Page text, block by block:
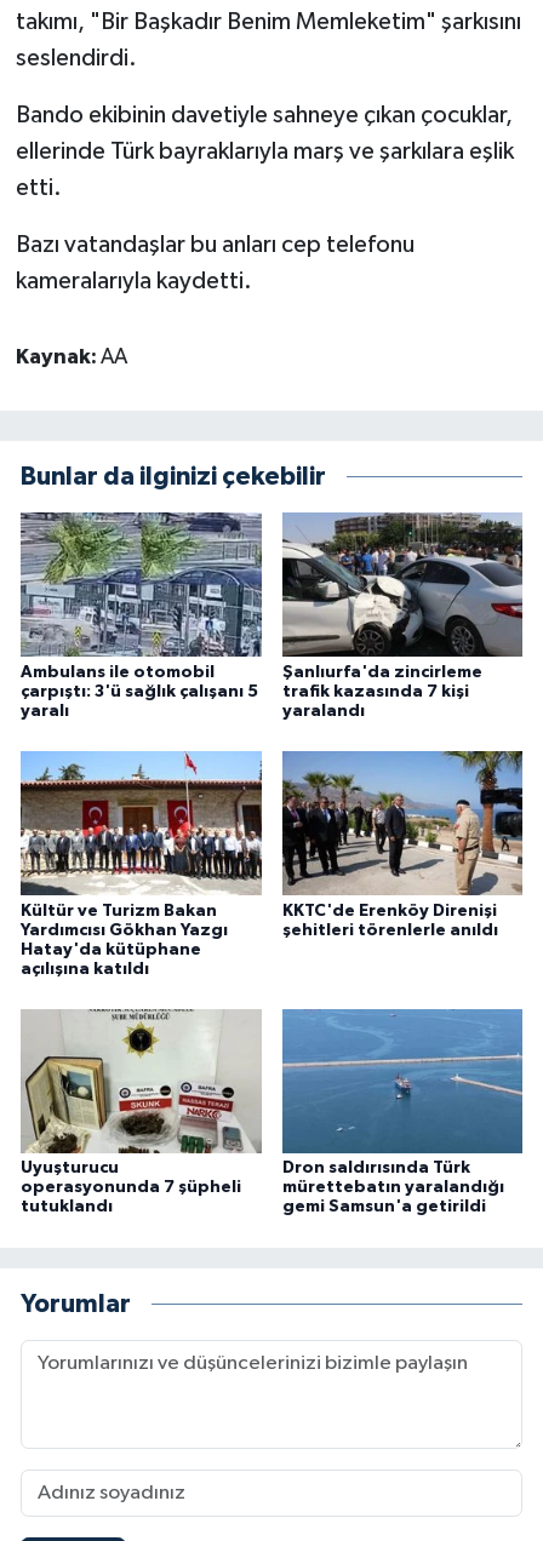
takımı, "Bir Başkadır Benim Memleketim" şarkısını
seslendirdi.
Bando ekibinin davetiyle sahneye çıkan çocuklar,
ellerinde Türk bayraklarıyla marş ve şarkılara eşlik
etti.
Bazı vatandaşlar bu anları cep telefonu
kameralarıyla kaydetti.
Kaynak: AA
Bunlar da ilginizi çekebilir
Ambulans ile otomobil
çarpıştı: 3'ü sağlık çalışanı 5
yaralı
Şanlıurfa'da zincirleme
trafik kazasında 7 kişi
yaralandı
Kültür ve Turizm Bakan
Yardımcısı Gökhan Yazgı
Hatay'da kütüphane
açılışına katıldı
KKTC'de Erenköy Direnişi
şehitleri törenlerle anıldı
Uyuşturucu
operasyonunda 7 şüpheli
tutuklandı
Dron saldırısında Türk
mürettebatın yaralandığı
gemi Samsun'a getirildi
Yorumlar